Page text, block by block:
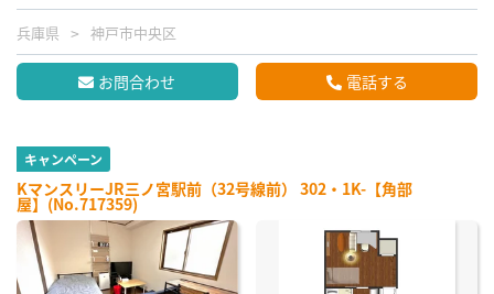
兵庫県 神戸市中央区
お問合わせ 電話する
キャンペーン
KマンスリーJR三ノ宮駅前（32号線前） 302・1K-【角部
屋】(No.717359)